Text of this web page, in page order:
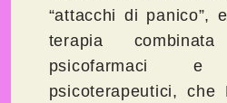
“attacchi di panico”,
terapia
psicofarmaci
psicoterapeutici,